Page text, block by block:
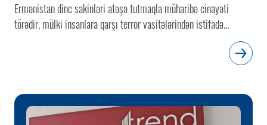
Ermənistan dinc sakinləri atəşə tutmaqla müharibə cinayəti
törədir, mülki insanlara qarşı terror vasitələrindən istifadə...